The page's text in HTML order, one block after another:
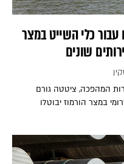
עבור כלי השייט במצר
שונים
המהפכה, ציטטה גורם
במצר הורמוז יבוטלו